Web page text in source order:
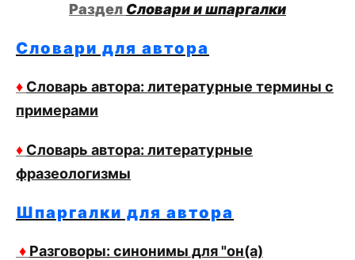
Раздел Словари и шпаргалки
Словари для автора
♦ Словарь автора: литературные термины с
примерами
♦ Словарь автора: литературные
фразеологизмы
Шпаргалки для автора
♦ Разговоры: синонимы для "он(а)